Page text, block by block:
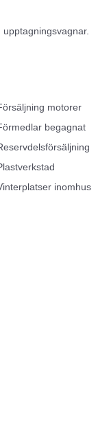
motorer.
eller
motorer
begagnat
inomhus